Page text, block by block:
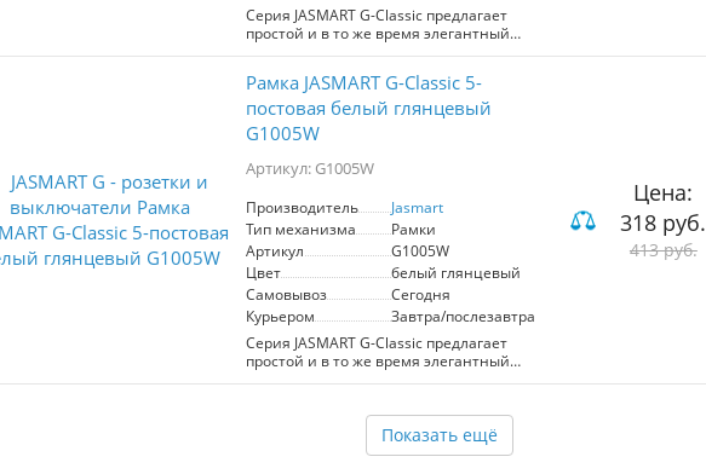
Серия JASMART G-Classic предлагает
простой и в то же время элегантный
дизайн, не подверженный
Рамки изготовлены из высокопрочного
поликарбоната, стойкого к
ультрафиолетовому излучению и
механическим повреждениям, просты в
уходе.
горизонтальная установка
Рамка JASMART G-Classic 5-
постовая белый глянцевый
G1005W
Артикул: G1005W
Производитель
Jasmart
Тип механизма
Рамки
Артикул
G1005W
Цвет
белый глянцевый
Самовывоз
Сегодня
Курьером
Завтра/послезавтра
Серия JASMART G-Classic предлагает
простой и в то же время элегантный
дизайн, не подверженный
Рамки изготовлены из высокопрочного
поликарбоната, стойкого к
ультрафиолетовому излучению и
Цена:
318 руб.
413 руб.
Показать ещё